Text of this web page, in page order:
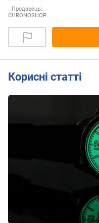
Продавець:
CHRONOSHOP
Корисні статті